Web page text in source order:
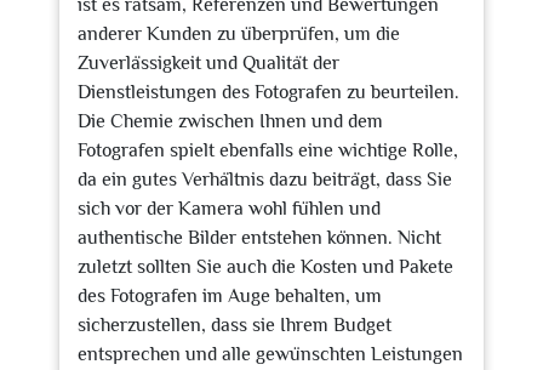
ist es ratsam, Referenzen und Bewertungen
anderer Kunden zu überprüfen, um die
Zuverlässigkeit und Qualität der
Dienstleistungen des Fotografen zu beurteilen.
Die Chemie zwischen Ihnen und dem
Fotografen spielt ebenfalls eine wichtige Rolle,
da ein gutes Verhältnis dazu beiträgt, dass Sie
sich vor der Kamera wohl fühlen und
authentische Bilder entstehen können. Nicht
zuletzt sollten Sie auch die Kosten und Pakete
des Fotografen im Auge behalten, um
sicherzustellen, dass sie Ihrem Budget
entsprechen und alle gewünschten Leistungen